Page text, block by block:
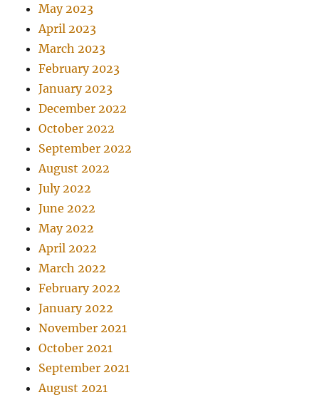
May 2023
April 2023
March 2023
February 2023
January 2023
December 2022
October 2022
September 2022
August 2022
July 2022
June 2022
May 2022
April 2022
March 2022
February 2022
January 2022
November 2021
October 2021
September 2021
August 2021